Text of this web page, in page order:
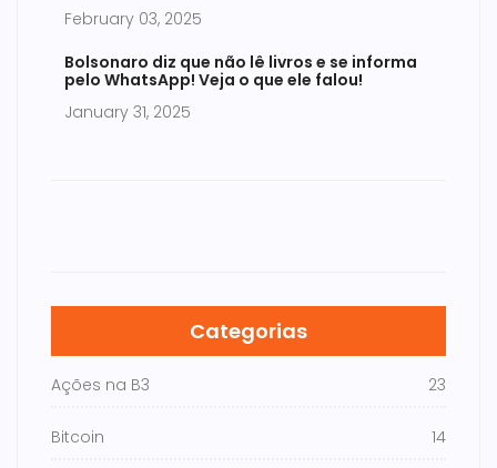
February 03, 2025
Bolsonaro diz que não lê livros e se informa
pelo WhatsApp! Veja o que ele falou!
January 31, 2025
Categorias
Ações na B3 23
Bitcoin 14